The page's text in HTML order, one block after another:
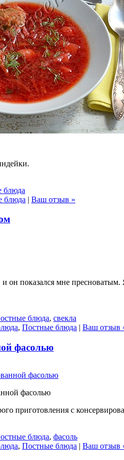
блюда
блюда | Ваш отзыв »
он показался мне
блюда, свекла
, Постные блюда | Ваш отзыв
фасолью
фасолью
приготовления с
блюда, фасоль
, Постные блюда | Ваш отзыв